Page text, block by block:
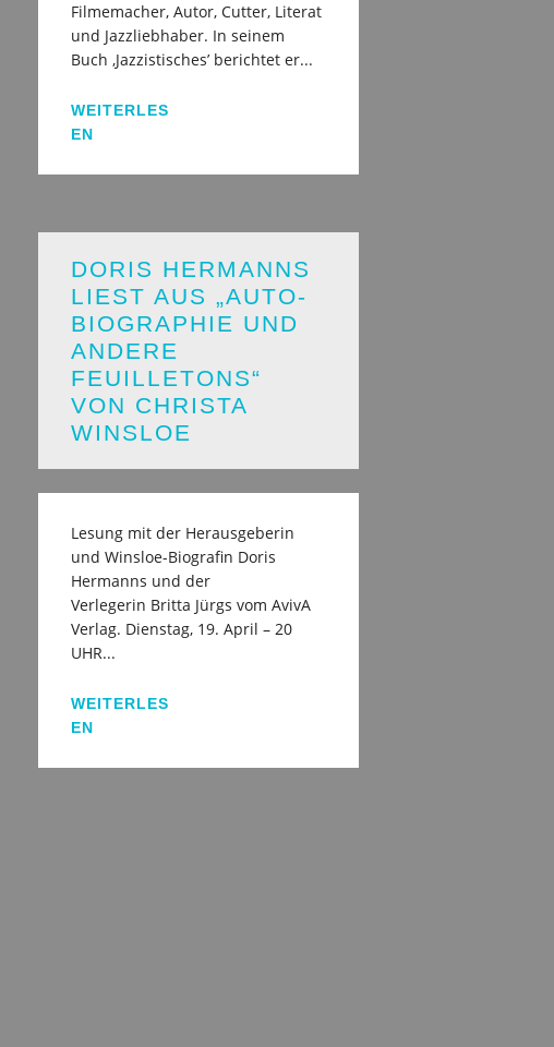
Filmemacher, Autor, Cutter, Literat
und Jazzliebhaber. In seinem
Buch ‚Jazzistisches’ berichtet er...
WEITERLES
EN
DORIS HERMANNS
LIEST AUS „AUTO-
BIOGRAPHIE UND
ANDERE
FEUILLETONS“
VON CHRISTA
WINSLOE
Lesung mit der Herausgeberin
und Winsloe-Biografin Doris
Hermanns und der
Verlegerin Britta Jürgs vom AvivA
Verlag. Dienstag, 19. April – 20
UHR...
WEITERLES
EN